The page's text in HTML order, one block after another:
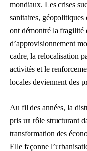
mondiaux. Les crises
sanitaires,
ont démontré la fragilité
d’approvisionnement
cadre, la relocalisation
activités et le
locales deviennent des
Au fil des années, la
pris un rôle structurant
transformation des
Elle façonne